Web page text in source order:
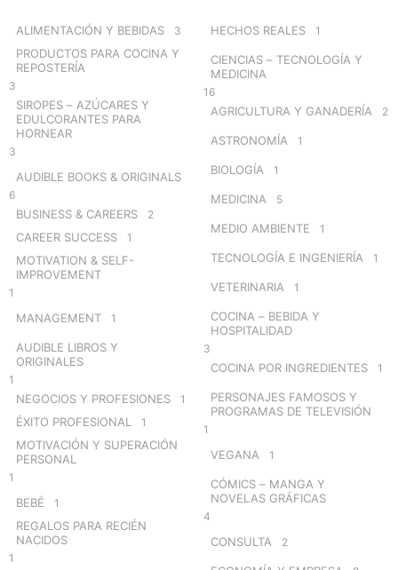
ALIMENTACIÓN Y BEBIDAS 3
PRODUCTOS PARA COCINA Y
REPOSTERÍA
3
SIROPES – AZÚCARES Y
EDULCORANTES PARA
HORNEAR
3
AUDIBLE BOOKS & ORIGINALS
6
BUSINESS & CAREERS 2
CAREER SUCCESS 1
MOTIVATION & SELF-
IMPROVEMENT
1
MANAGEMENT 1
AUDIBLE LIBROS Y
ORIGINALES
1
NEGOCIOS Y PROFESIONES 1
ÉXITO PROFESIONAL 1
MOTIVACIÓN Y SUPERACIÓN
PERSONAL
1
BEBÉ 1
REGALOS PARA RECIÉN
NACIDOS
1
HECHOS REALES 1
CIENCIAS – TECNOLOGÍA Y
MEDICINA
16
AGRICULTURA Y GANADERÍA 2
ASTRONOMÍA 1
BIOLOGÍA 1
MEDICINA 5
MEDIO AMBIENTE 1
TECNOLOGÍA E INGENIERÍA 1
VETERINARIA 1
COCINA – BEBIDA Y
HOSPITALIDAD
3
COCINA POR INGREDIENTES 1
PERSONAJES FAMOSOS Y
PROGRAMAS DE TELEVISIÓN
1
VEGANA 1
CÓMICS – MANGA Y
NOVELAS GRÁFICAS
4
CONSULTA 2